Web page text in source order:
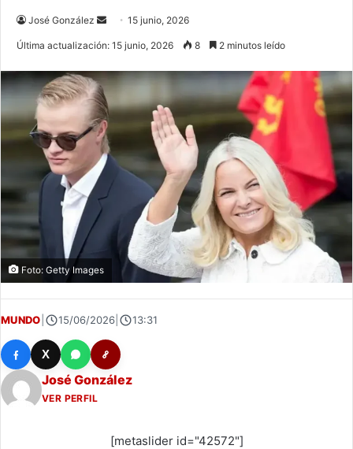
José González
Send15 junio, 2026
Última actualización: 15 junio, 2026 8 2 minutos leído
Foto: Getty Images
MUNDO 15/06/2026| 13:31
X
José González
VER PERFIL
[metaslider id="42572"]